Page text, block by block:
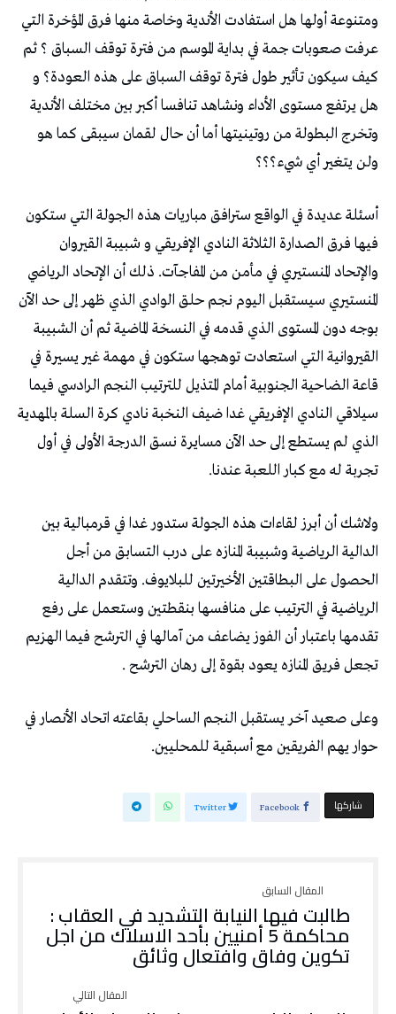
ومتنوعة أولها هل استفادت الأندية وخاصة منها فرق المؤخرة التي
عرفت صعوبات جمة في بداية الموسم من فترة توقف السباق ؟ ثم
كيف سيكون تأثير طول فترة توقف السباق على هذه العودة؟ و
هل يرتفع مستوى الأداء ونشاهد تنافسا أكبر بين مختلف الأندية
وتخرج البطولة من روتينيتها أما أن حال لقمان سيبقى كما هو
ولن يتغير أي شيء؟؟؟
أسئلة عديدة في الواقع سترافق مباريات هذه الجولة التي ستكون
فيها فرق الصدارة الثلاثة النادي الإفريقي و شبيبة القيروان
والإتحاد المنستيري في مأمن من المفاجآت. ذلك أن الإتحاد الرياضي
المنستيري سيستقبل اليوم نجم حلق الوادي الذي ظهر إلى حد الآن
بوجه دون المستوى الذي قدمه في النسخة الماضية ثم أن الشبيبة
القيروانية التي استعادت توهجها ستكون في مهمة غير يسيرة في
قاعة الضاحية الجنوبية أمام المتذيل للترتيب النجم الرادسي فيما
سيلاقي النادي الإفريقي غدا ضيف النخبة نادي كرة السلة بالمهدية
الذي لم يستطع إلى حد الآن مسايرة نسق الدرجة الأولى في أول
تجربة له مع كبار اللعبة عندنا.
ولاشك أن أبرز لقاءات هذه الجولة ستدور غدا في قرمبالية بين
الدالية الرياضية وشبيبة المنازه على درب التسابق من أجل
الحصول على البطاقتين الأخيرتين للبلايوف. وتتقدم الدالية
الرياضية في الترتيب على منافسها بنقطتين وستعمل على رفع
تقدمها باعتبار أن الفوز يضاعف من آمالها في الترشح فيما الهزيم
تجعل فريق المنازه يعود بقوة إلى رهان الترشح .
وعلى صعيد آخر يستقبل النجم الساحلي بقاعته اتحاد الأنصار في
حوار يهم الفريقين مع أسبقية للمحليين.
‫‫ شاركها‬ Facebook
Twitter
طالبت فيها النيابة التشديد في العقاب :
محاكمة 5 أمنيين بأحد الاسلاك من اجل
تكوين وفاق وافتعال وثائق